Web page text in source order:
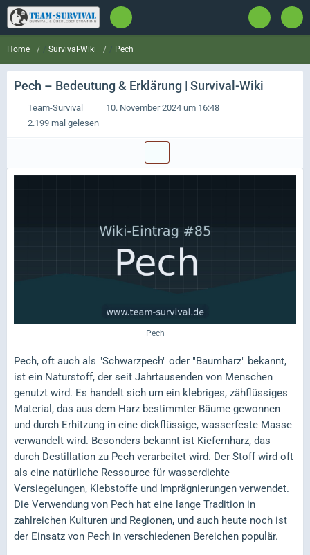
Home Survival-Wiki Pech
Pech – Bedeutung & Erklärung | Survival-Wiki
Team-Survival
10. November 2024 um 16:48
2.199 mal gelesen
Pech
Pech, oft auch als "Schwarzpech" oder "Baumharz" bekannt,
ist ein Naturstoff, der seit Jahrtausenden von Menschen
genutzt wird. Es handelt sich um ein klebriges, zähflüssiges
Material, das aus dem Harz bestimmter Bäume gewonnen
und durch Erhitzung in eine dickflüssige, wasserfeste Masse
verwandelt wird. Besonders bekannt ist Kiefernharz, das
durch Destillation zu Pech verarbeitet wird. Der Stoff wird oft
als eine natürliche Ressource für wasserdichte
Versiegelungen, Klebstoffe und Imprägnierungen verwendet.
Die Verwendung von Pech hat eine lange Tradition in
zahlreichen Kulturen und Regionen, und auch heute noch ist
der Einsatz von Pech in verschiedenen Bereichen populär.